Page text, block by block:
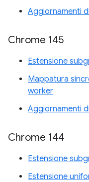
Aggiornamenti
Chrome 145
Estensione
Mappatura
worker
Aggiornamenti
Chrome 144
Estensione
Estensione